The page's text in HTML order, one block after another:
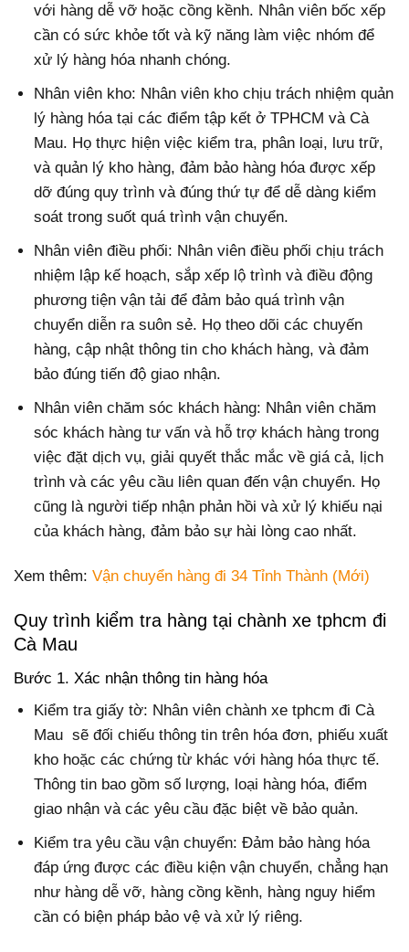
với hàng dễ vỡ hoặc cồng kềnh. Nhân viên bốc xếp
cần có sức khỏe tốt và kỹ năng làm việc nhóm để
xử lý hàng hóa nhanh chóng.
Nhân viên kho: Nhân viên kho chịu trách nhiệm quản
lý hàng hóa tại các điểm tập kết ở TPHCM và Cà
Mau. Họ thực hiện việc kiểm tra, phân loại, lưu trữ,
và quản lý kho hàng, đảm bảo hàng hóa được xếp
dỡ đúng quy trình và đúng thứ tự để dễ dàng kiểm
soát trong suốt quá trình vận chuyển.
Nhân viên điều phối: Nhân viên điều phối chịu trách
nhiệm lập kế hoạch, sắp xếp lộ trình và điều động
phương tiện vận tải để đảm bảo quá trình vận
chuyển diễn ra suôn sẻ. Họ theo dõi các chuyến
hàng, cập nhật thông tin cho khách hàng, và đảm
bảo đúng tiến độ giao nhận.
Nhân viên chăm sóc khách hàng: Nhân viên chăm
sóc khách hàng tư vấn và hỗ trợ khách hàng trong
việc đặt dịch vụ, giải quyết thắc mắc về giá cả, lịch
trình và các yêu cầu liên quan đến vận chuyển. Họ
cũng là người tiếp nhận phản hồi và xử lý khiếu nại
của khách hàng, đảm bảo sự hài lòng cao nhất.
Xem thêm: Vận chuyển hàng đi 34 Tỉnh Thành (Mới)
Quy trình kiểm tra hàng tại chành xe tphcm đi
Cà Mau
Bước 1. Xác nhận thông tin hàng hóa
Kiểm tra giấy tờ: Nhân viên chành xe tphcm đi Cà
Mau sẽ đối chiếu thông tin trên hóa đơn, phiếu xuất
kho hoặc các chứng từ khác với hàng hóa thực tế.
Thông tin bao gồm số lượng, loại hàng hóa, điểm
giao nhận và các yêu cầu đặc biệt về bảo quản.
Kiểm tra yêu cầu vận chuyển: Đảm bảo hàng hóa
đáp ứng được các điều kiện vận chuyển, chẳng hạn
như hàng dễ vỡ, hàng cồng kềnh, hàng nguy hiểm
cần có biện pháp bảo vệ và xử lý riêng.